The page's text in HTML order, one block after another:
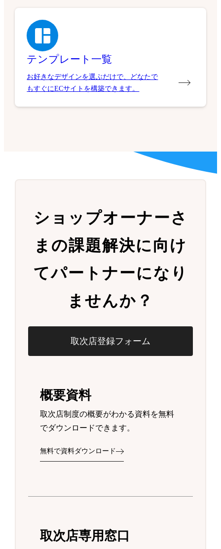
テンプレート一覧
お好きなデザインを選ぶだけで、どなたで
もすぐにECサイトを構築できます。
ショップオーナーさ
まの課題解決に向け
てパートナーになり
ませんか？
取次店登録フォーム
概要資料
取次店制度の概要がわかる資料を無料
でダウンロードできます。
無料で資料ダウンロード
取次店専用窓口